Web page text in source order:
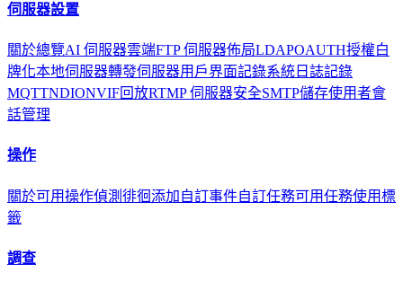
伺服器設置
關於總覽AI 伺服器雲端FTP 伺服器佈局LDAPOAUTH授權白
牌化本地伺服器轉發伺服器用戶界面記錄系統日誌記錄
MQTTNDIONVIF回放RTMP 伺服器安全SMTP儲存使用者會
話管理
操作
關於可用操作偵測徘徊添加自訂事件自訂任務可用任務使用標
籤
調查